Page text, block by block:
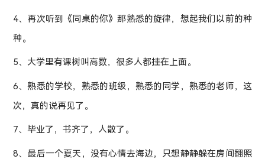
4、再次听到《同桌的你》那熟悉的旋律，想起我们以前的种
种。
5、大学里有课树叫高数，很多人都挂在上面。
6、熟悉的学校，熟悉的班级，熟悉的同学，熟悉的老师，这
次，真的说再见了。
7、毕业了，书齐了，人散了。
8、最后一个夏天，没有心情去海边，只想静静躲在房间翻照